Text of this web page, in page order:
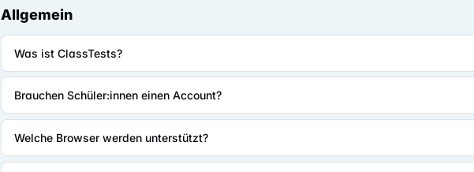
Allgemein
Was ist ClassTests?
Brauchen Schüler:innen einen Account?
Welche Browser werden unterstützt?